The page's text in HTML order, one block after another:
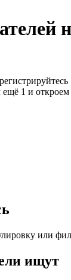
1 и
или
ищут